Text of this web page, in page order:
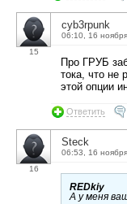
15
cyb3rpunk
06:10, 16
Про ГРУБ
тока, что не
этой опции
Ответить
16
Steck
06:53, 16
REDkiy
А у меня